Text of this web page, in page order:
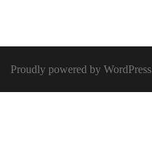
Proudly powered by WordPress